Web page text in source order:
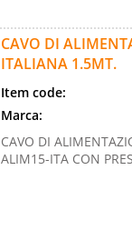
CAVO DI
ITALIANA 1.5MT.
Item code:
Marca:
CAVO DI
ALIM15-ITA CON